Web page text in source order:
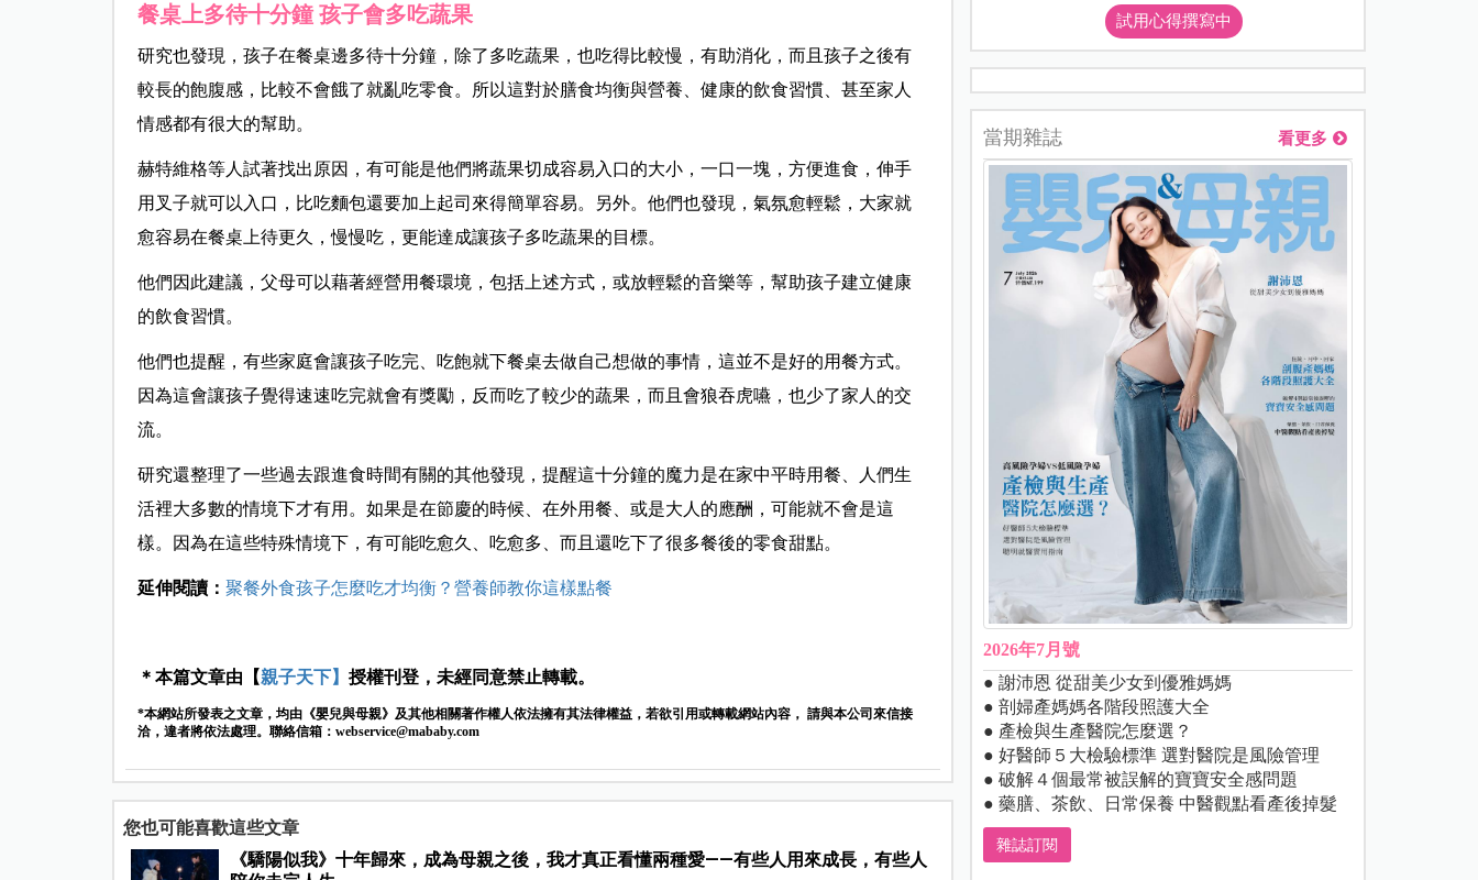
餐桌上多待十分鐘 孩子會多吃蔬果
研究也發現，孩子在餐桌邊多待十分鐘，除了多吃蔬果，也吃得比較慢，有助消化，而且孩子之後有
較長的飽腹感，比較不會餓了就亂吃零食。所以這對於膳食均衡與營養、健康的飲食習慣、甚至家人
情感都有很大的幫助。
赫特維格等人試著找出原因，有可能是他們將蔬果切成容易入口的大小，一口一塊，方便進食，伸手
用叉子就可以入口，比吃麵包還要加上起司來得簡單容易。另外。他們也發現，氣氛愈輕鬆，大家就
愈容易在餐桌上待更久，慢慢吃，更能達成讓孩子多吃蔬果的目標。
他們因此建議，父母可以藉著經營用餐環境，包括上述方式，或放輕鬆的音樂等，幫助孩子建立健康
的飲食習慣。
他們也提醒，有些家庭會讓孩子吃完、吃飽就下餐桌去做自己想做的事情，這並不是好的用餐方式。
因為這會讓孩子覺得速速吃完就會有獎勵，反而吃了較少的蔬果，而且會狼吞虎嚥，也少了家人的交
流。
研究還整理了一些過去跟進食時間有關的其他發現，提醒這十分鐘的魔力是在家中平時用餐、人們生
活裡大多數的情境下才有用。如果是在節慶的時候、在外用餐、或是大人的應酬，可能就不會是這
樣。因為在這些特殊情境下，有可能吃愈久、吃愈多、而且還吃下了很多餐後的零食甜點。
延伸閱讀： 聚餐外食孩子怎麼吃才均衡？營養師教你這樣點餐
＊本篇文章由【親子天下】 授權刊登，未經同意禁止轉載。
*本網站所發表之文章，均由《嬰兒與母親》及其他相關著作權人依法擁有其法律權益，若欲引用或轉載網站內容， 請與本公司來信接
洽，違者將依法處理。聯絡信箱： webservice@mababy.com
您也可能喜歡這些文章
《驕陽似我》十年歸來，成為母親之後，我才真正看懂兩種愛——有些人用來成長，有些人
試用心得撰寫中
當期雜誌 看更多
2026年7月號
● 謝沛恩 從甜美少女到優雅媽媽
● 剖婦產媽媽各階段照護大全
● 產檢與生產醫院怎麼選？
● 好醫師５大檢驗標準 選對醫院是風險管理
● 破解４個最常被誤解的寶寶安全感問題
● 藥膳、茶飲、日常保養 中醫觀點看產後掉髮
雜誌訂閱